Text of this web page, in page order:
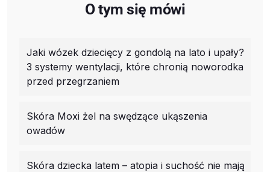
O tym się mówi
Jaki wózek dziecięcy z gondolą na lato i upały?
3 systemy wentylacji, które chronią noworodka
przed przegrzaniem
Skóra Moxi żel na swędzące ukąszenia
owadów
Skóra dziecka latem – atopia i suchość nie mają